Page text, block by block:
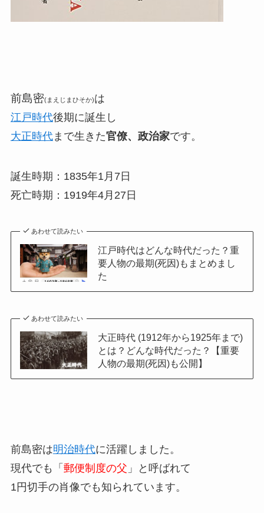
前島密(まえじまひそか)は
江戸時代後期に誕生し
大正時代まで生きた官僚、政治家です。
誕生時期：1835年1月7日
死亡時期：1919年4月27日
あわせて読みたい
江戸時代はどんな時代だった？重
要人物の最期(死因)もまとめまし
た
あわせて読みたい
大正時代 (1912年から1925年まで)
とは？どんな時代だった？【重要
人物の最期(死因)も公開】
前島密は明治時代に活躍しました。
現代でも「 郵便制度の父 」と呼ばれて
1円切手の肖像でも知られています。